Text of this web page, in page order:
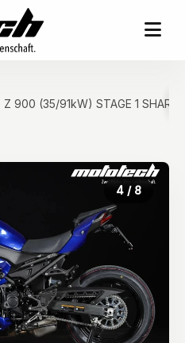
Z 900 (35/91kW) STAGE 1
4 / 8